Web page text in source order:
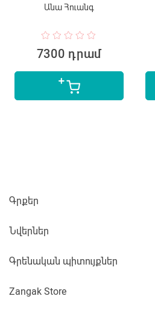
Անա Հուանգ
7300 դրամ
Գրքեր
Նվերներ
Գրենական պիտույքներ
Zangak Store